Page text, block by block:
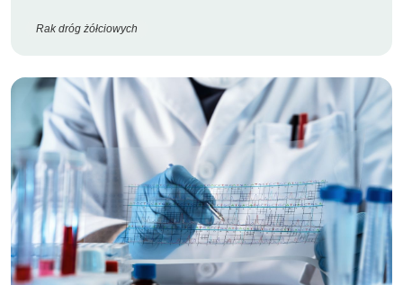
Rak dróg żółciowych